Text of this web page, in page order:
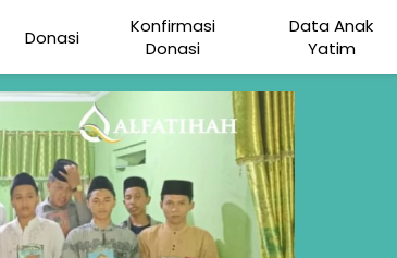
Donasi
Konfirmasi
Donasi
Data Anak
Yatim